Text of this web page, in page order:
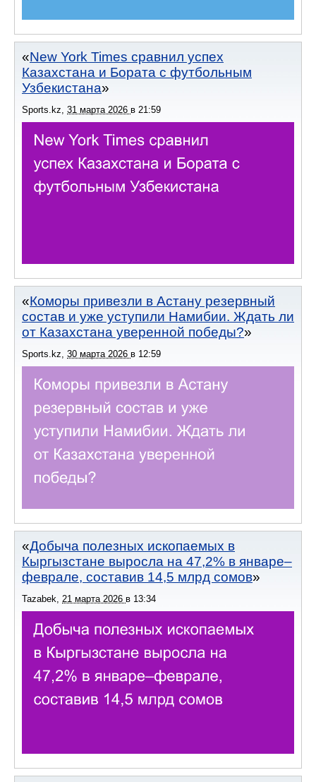
New York Times сравнил успех
Казахстана и Бората с футбольным
Узбекистана
Sports.kz 31 марта 2026 в 21:59
Коморы привезли в Астану резервный
состав и уже уступили Намибии. Ждать ли
от Казахстана уверенной победы?
Sports.kz, 30 марта 2026 в 12:59
Добыча полезных ископаемых в
Кыргызстане выросла на 47,2% в январе–
феврале, составив 14,5 млрд сомов
Tazabek, 21 марта 2026 в 13:34